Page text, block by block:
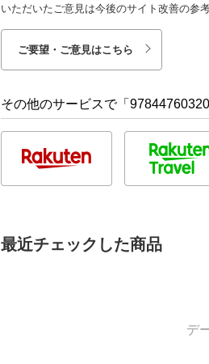
いただいたご意見は今後のサイト改善の参
ご要望・ご意見はこちら
その他のサービスで「
最近チェックした商品
デ